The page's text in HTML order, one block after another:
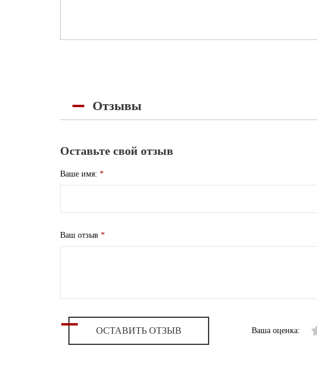
Отзывы
Оставьте свой отзыв
Ваше имя: *
Ваш отзыв *
ОСТАВИТЬ ОТЗЫВ Ваша оценка: